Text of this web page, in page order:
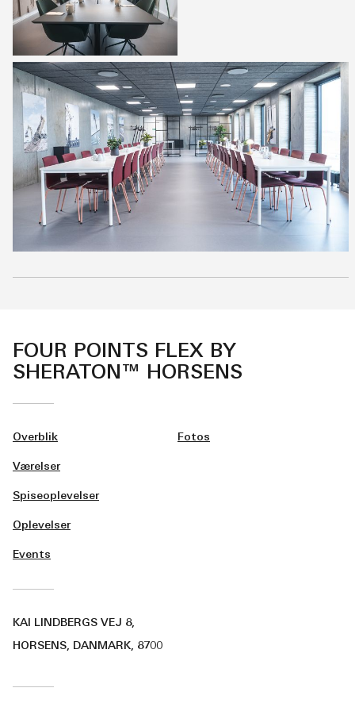
FOUR POINTS FLEX BY
SHERATON™ HORSENS
Overblik
Værelser
Spiseoplevelser
Oplevelser
Events
Fotos
KAI LINDBERGS VEJ 8,
HORSENS, DANMARK, 8700